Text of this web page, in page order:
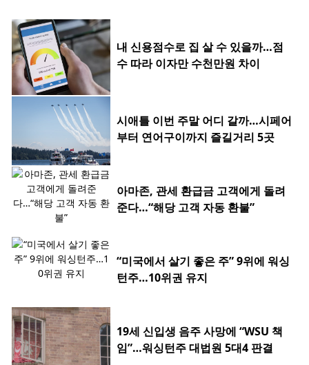
내 신용점수로 집 살 수 있을까…점
수 따라 이자만 수천만원 차이
시애틀 이번 주말 어디 갈까…시페어
부터 연어구이까지 즐길거리 5곳
아마존, 관세 환급금 고객에게 돌려
준다…“해당 고객 자동 환불”
“미국에서 살기 좋은 주” 9위에 워싱
턴주…10위권 유지
19세 신입생 음주 사망에 “WSU 책
임”…워싱턴주 대법원 5대4 판결